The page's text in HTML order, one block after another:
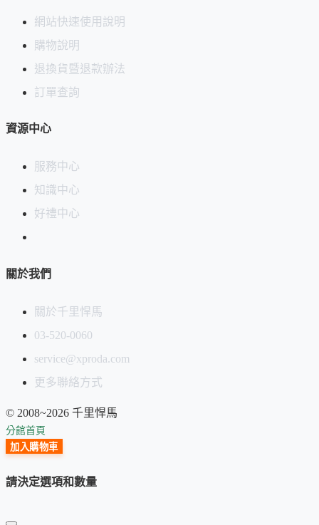
網站快速使用說明
購物說明
退換貨暨退款辦法
訂單查詢
資源中心
服務中心
知識中心
好禮中心
關於我們
關於千里悍馬
03-520-0060
service@xproda.com
更多聯絡方式
© 2008~2026 千里悍馬
分館首頁
加入購物車
請決定選項和數量